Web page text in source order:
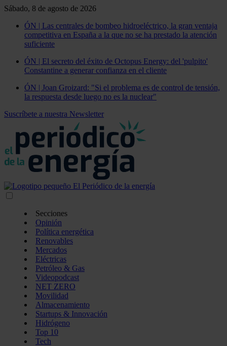
Sábado, 8 de agosto de 2026
ÓN | Las centrales de bombeo hidroeléctrico, la gran ventaja
competitiva en España a la que no se ha prestado la atención
suficiente
ÓN | El secreto del éxito de Octopus Energy: del 'pulpito'
Constantine a generar confianza en el cliente
ÓN | Joan Groizard: "Si el problema es de control de tensión,
la respuesta desde luego no es la nuclear"
Suscríbete a nuestra Newsletter
Secciones
Opinión
Política energética
Renovables
Mercados
Eléctricas
Petróleo & Gas
Videopodcast
NET ZERO
Movilidad
Almacenamiento
Startups & Innovación
Hidrógeno
Top 10
Tech